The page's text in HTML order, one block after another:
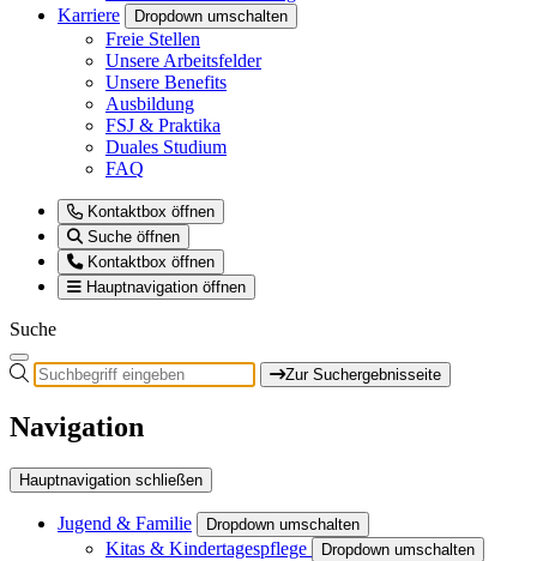
Karriere
Dropdown umschalten
Freie Stellen
Unsere Arbeitsfelder
Unsere Benefits
Ausbildung
FSJ & Praktika
Duales Studium
FAQ
Kontaktbox öffnen
Suche öffnen
Kontaktbox öffnen
Hauptnavigation öffnen
Suche
Zur Suchergebnisseite
Navigation
Hauptnavigation schließen
Jugend & Familie Dropdown umschalten
Kitas & Kindertagespflege Dropdown umschalten